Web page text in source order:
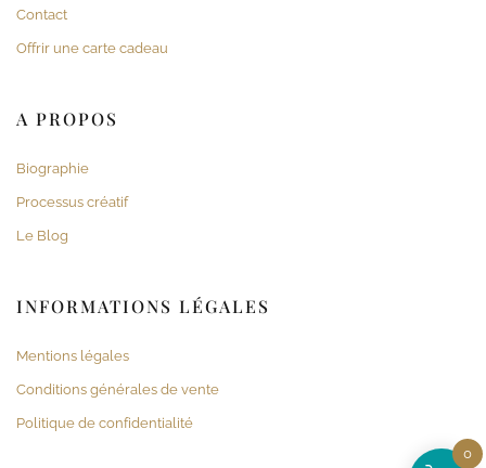
Contact
Offrir une carte cadeau
A PROPOS
Biographie
Processus créatif
Le Blog
INFORMATIONS LÉGALES
Mentions légales
Conditions générales de vente
Politique de confidentialité
0